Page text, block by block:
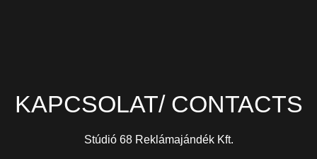
KAPCSOLAT/ CONTACTS
Stúdió 68 Reklámajándék Kft.